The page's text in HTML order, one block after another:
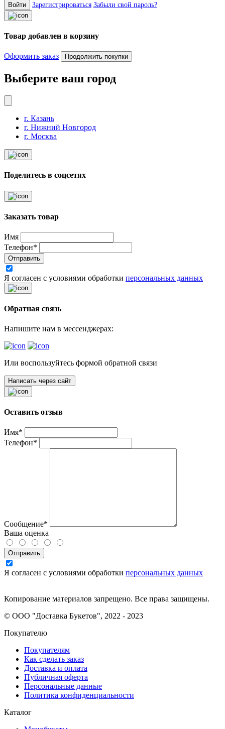
Войти Зарегистрироваться Забыли свой пароль?
Товар добавлен в корзину
Оформить заказ Продолжить покупки
Выберите ваш город
г. Казань
г. Нижний Новгород
г. Москва
Поделитесь в соцсетях
Заказать товар
Имя
Телефон*
Отправить
Я согласен с условиями обработки персональных данных
Обратная связь
Напишите нам в мессенджерах:
Или воспользуйтесь формой обратной связи
Написать через сайт
Оставить отзыв
Имя*
Телефон*
Сообщение*
Ваша оценка
Отправить
Я согласен с условиями обработки персональных данных
Копирование материалов запрещено. Все права защищены.
© ООО "Доставка Букетов", 2022 - 2023
Покупателю
Покупателям
Как сделать заказ
Доставка и оплата
Публичная оферта
Персональные данные
Политика конфиденциальности
Каталог